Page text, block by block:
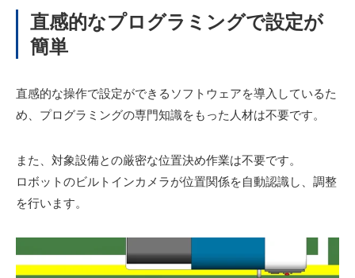
直感的なプログラミングで設定が
簡単
直感的な操作で設定ができるソフトウェアを導入しているた
め、プログラミングの専門知識をもった人材は不要です。
また、対象設備との厳密な位置決め作業は不要です。
ロボットのビルトインカメラが位置関係を自動認識し、調整
を行います。